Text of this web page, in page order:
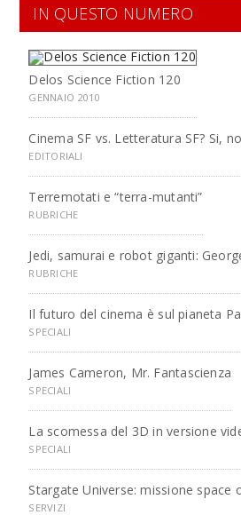
IN QUESTO NUMERO
Delos Science Fiction 120
GENNAIO 2010
Cinema SF vs. Letteratura SF? Si,
EDITORIALI
Terremotati e “terra-mutanti”
RUBRICHE
Jedi, samurai e robot giganti:
RUBRICHE
Il futuro del cinema è sul pianeta
SPECIALI
James Cameron, Mr. Fantascienza
SPECIALI
La scomessa del 3D in versione
SPECIALI
Stargate Universe: missione space
SERVIZI